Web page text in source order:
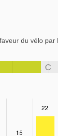
du vélo par
C